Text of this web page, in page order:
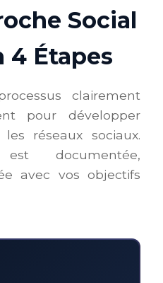
Social
4 Étapes
clairement
pour développer
réseaux sociaux.
documentée,
avec vos objectifs